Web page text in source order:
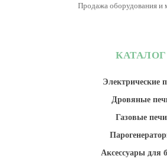
Продажа оборудования и
КАТАЛОГ
Электрические
Дровяные
Газовые печи
Аксессуары для